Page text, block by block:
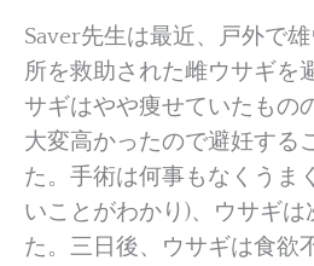
Saver先生は最近、戸外で
所を救助された雌ウサギを
サギはやや痩せていたもの
大変高かったので避妊する
た。手術は何事もなくうま
いことがわかり)、ウサギは
た。三日後、ウサギは食欲